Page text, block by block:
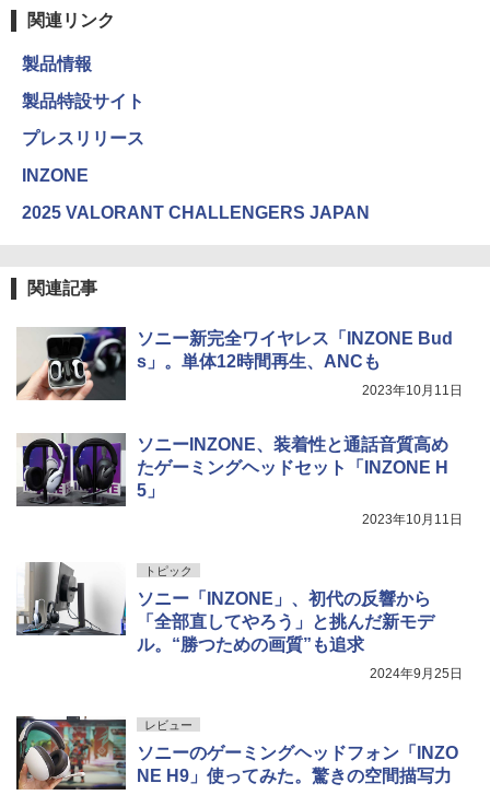
関連リンク
製品情報
製品特設サイト
プレスリリース
INZONE
2025 VALORANT CHALLENGERS JAPAN
関連記事
ソニー新完全ワイヤレス「INZONE Bud
s」。単体12時間再生、ANCも
2023年10月11日
ソニーINZONE、装着性と通話音質高め
たゲーミングヘッドセット「INZONE H
5」
2023年10月11日
トピック
ソニー「INZONE」、初代の反響から
「全部直してやろう」と挑んだ新モデ
ル。“勝つための画質”も追求
2024年9月25日
レビュー
ソニーのゲーミングヘッドフォン「INZO
NE H9」使ってみた。驚きの空間描写力